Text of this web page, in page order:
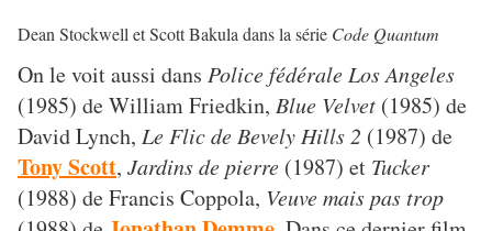
Dean Stockwell et Scott Bakula dans la série Code Quantum
On le voit aussi dans Police fédérale Los Angeles
(1985) de William Friedkin, Blue Velvet (1985) de
David Lynch, Le Flic de Bevely Hills 2 (1987) de
Tony Scott, Jardins de pierre (1987) et Tucker
(1988) de Francis Coppola, Veuve mais pas trop